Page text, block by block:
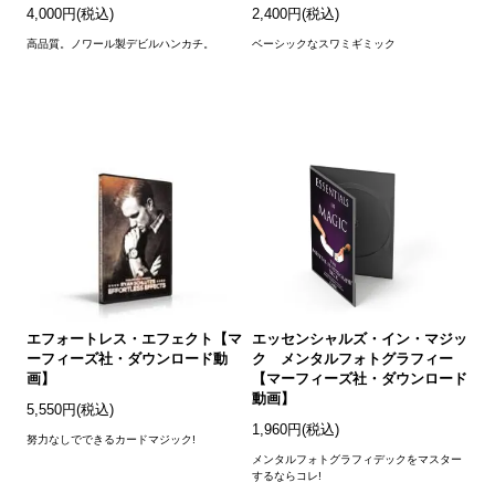
4,000円(税込)
高品質。ノワール製デビルハンカチ。
2,400円(税込)
ベーシックなスワミギミック
エフォートレス・エフェクト【マ
ーフィーズ社・ダウンロード動
画】
5,550円(税込)
努力なしでできるカードマジック!
エッセンシャルズ・イン・マジッ
ク メンタルフォトグラフィー
【マーフィーズ社・ダウンロード
動画】
1,960円(税込)
メンタルフォトグラフィデックをマスター
するならコレ!